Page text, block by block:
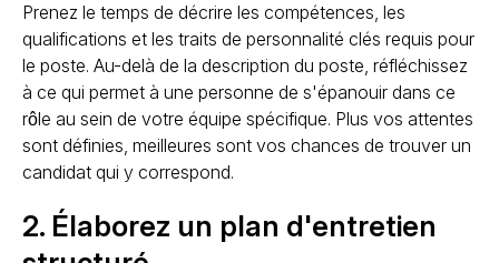
Prenez le temps de décrire les compétences, les
qualifications et les traits de personnalité clés requis pour
le poste. Au-delà de la description du poste, réfléchissez
à ce qui permet à une personne de s'épanouir dans ce
rôle au sein de votre équipe spécifique. Plus vos attentes
sont définies, meilleures sont vos chances de trouver un
candidat qui y correspond.
2. Élaborez un plan d'entretien